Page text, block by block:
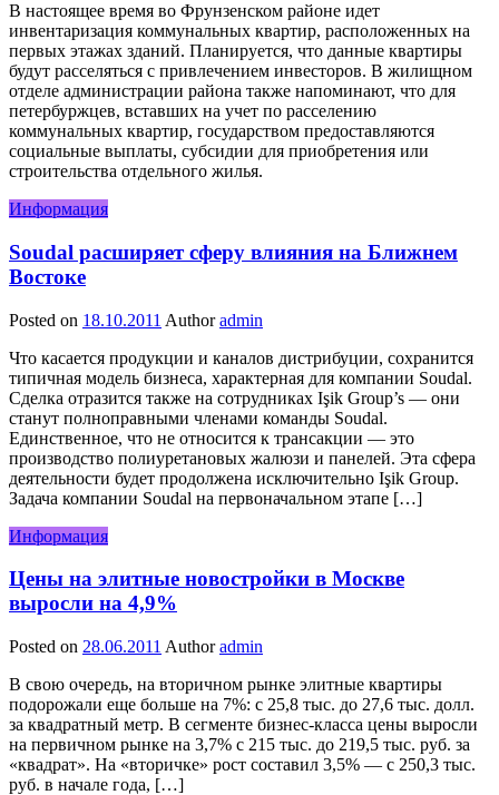
В настоящее время во Фрунзенском районе идет
инвентаризация коммунальных квартир, расположенных на
первых этажах зданий. Планируется, что данные квартиры
будут расселяться с привлечением инвесторов. В жилищном
отделе администрации района также напоминают, что для
петербуржцев, вставших на учет по расселению
коммунальных квартир, государством предоставляются
социальные выплаты, субсидии для приобретения или
строительства отдельного жилья.
Информация
Soudal расширяет сферу влияния на Ближнем
Востоке
Posted on 18.10.2011 Author admin
Что касается продукции и каналов дистрибуции, сохранится
типичная модель бизнеса, характерная для компании Soudal.
Сделка отразится также на сотрудниках Işik Group’s — они
станут полноправными членами команды Soudal.
Единственное, что не относится к трансакции — это
производство полиуретановых жалюзи и панелей. Эта сфера
деятельности будет продолжена исключительно Işik Group.
Задача компании Soudal на первоначальном этапе […]
Информация
Цены на элитные новостройки в Москве
выросли на 4,9%
Posted on 28.06.2011 Author admin
В свою очередь, на вторичном рынке элитные квартиры
подорожали еще больше на 7%: с 25,8 тыс. до 27,6 тыс. долл.
за квадратный метр. В сегменте бизнес-класса цены выросли
на первичном рынке на 3,7% с 215 тыс. до 219,5 тыс. руб. за
«квадрат». На «вторичке» рост составил 3,5% — с 250,3 тыс.
руб. в начале года, […]